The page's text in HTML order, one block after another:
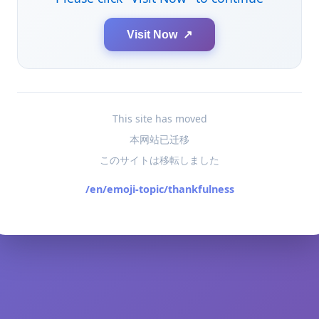
Visit Now ↗
This site has moved
本网站已迁移
このサイトは移転しました
/en/emoji-topic/thankfulness